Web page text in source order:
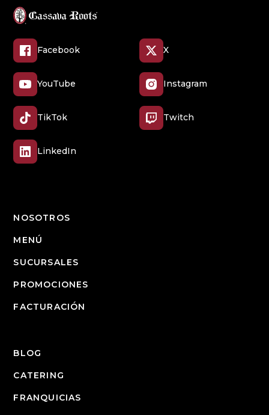
Facebook X
YouTube Instagram
TikTok Twitch
LinkedIn
NOSOTROS
MENÚ
SUCURSALES
PROMOCIONES
FACTURACIÓN
BLOG
CATERING
FRANQUICIAS